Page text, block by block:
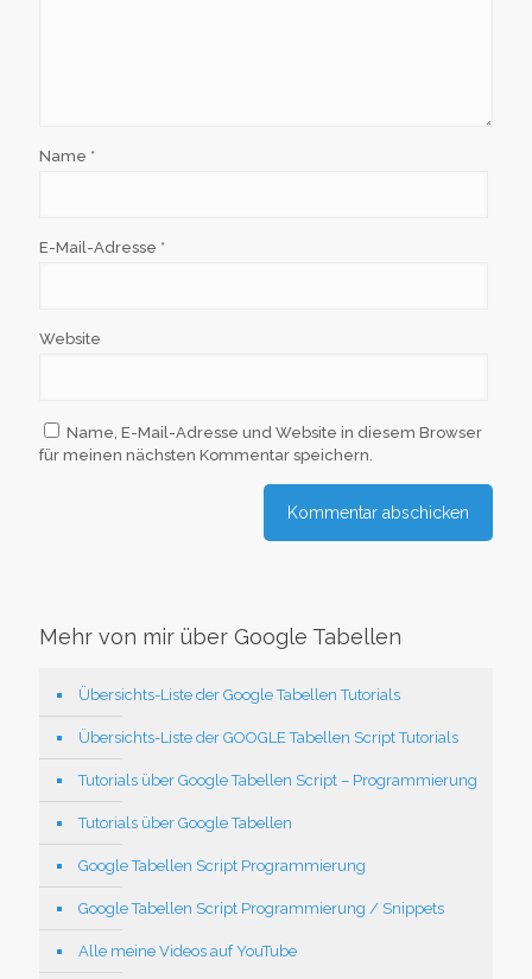
Name *
E-Mail-Adresse *
Website
Name, E-Mail-Adresse und Website in diesem Browser
für meinen nächsten Kommentar speichern.
Mehr von mir über Google Tabellen
Übersichts-Liste der Google Tabellen Tutorials
Übersichts-Liste der GOOGLE Tabellen Script Tutorials
Tutorials über Google Tabellen Script – Programmierung
Tutorials über Google Tabellen
Google Tabellen Script Programmierung
Google Tabellen Script Programmierung / Snippets
Alle meine Videos auf YouTube